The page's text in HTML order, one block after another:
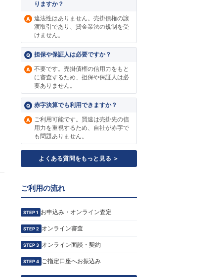
りますか？
違法性はありません。売掛債権の譲
渡取引であり、貸金業法の規制を受
けません。
担保や保証人は必要ですか？
不要です。売掛債権の信用力をもと
に審査するため、担保や保証人は必
要ありません。
赤字決算でも利用できますか？
ご利用可能です。買速は売掛先の信
用力を重視するため、自社が赤字で
も問題ありません。
よくある質問をもっと見る ＞
ご利用の流れ
STEP 1 お申込み・オンライン査定
STEP 2 オンライン審査
STEP 3 オンライン面談・契約
STEP 4 ご指定口座へお振込み